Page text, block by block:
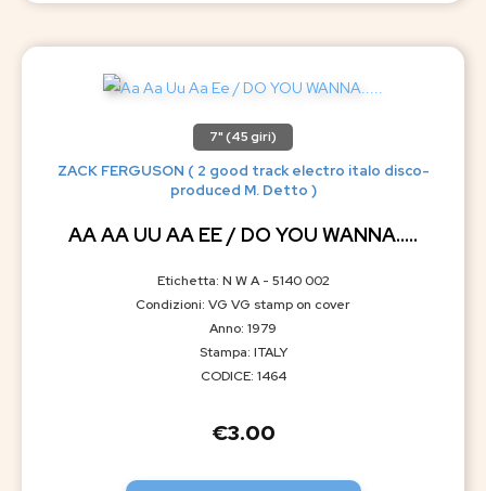
7" (45 giri)
ZACK FERGUSON ( 2 good track electro italo disco-
produced M. Detto )
AA AA UU AA EE / DO YOU WANNA…..
Etichetta: N W A - 5140 002
Condizioni: VG VG stamp on cover
Anno: 1979
Stampa: ITALY
CODICE: 1464
€3.00